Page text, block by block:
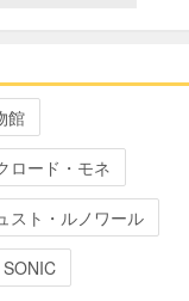
館
ロード・モネ
スト・ルノワール